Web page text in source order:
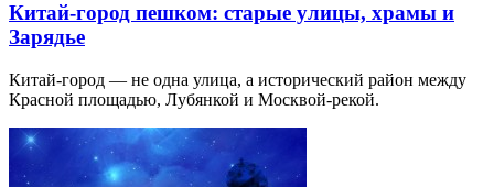
Китай-город пешком: старые улицы, храмы и
Зарядье
Китай-город — не одна улица, а исторический район между
Красной площадью, Лубянкой и Москвой-рекой.